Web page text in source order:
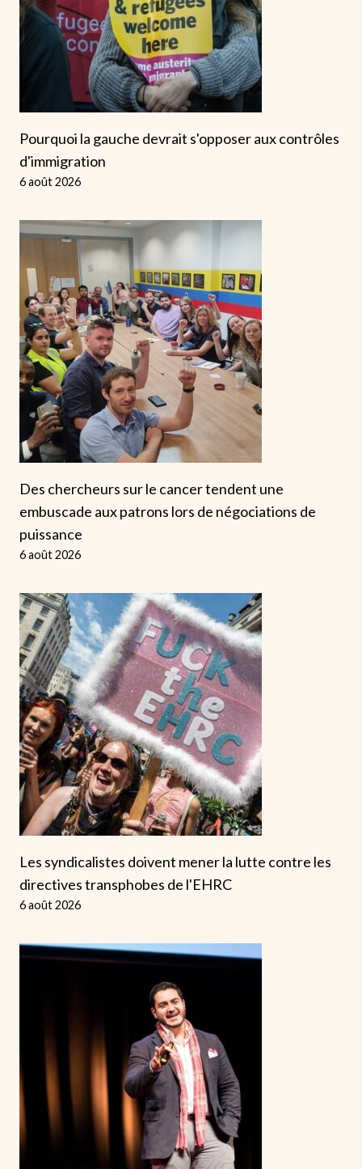
Pourquoi la gauche devrait s'opposer aux contrôles
d'immigration
6 août 2026
Des chercheurs sur le cancer tendent une
embuscade aux patrons lors de négociations de
puissance
6 août 2026
Les syndicalistes doivent mener la lutte contre les
directives transphobes de l'EHRC
6 août 2026